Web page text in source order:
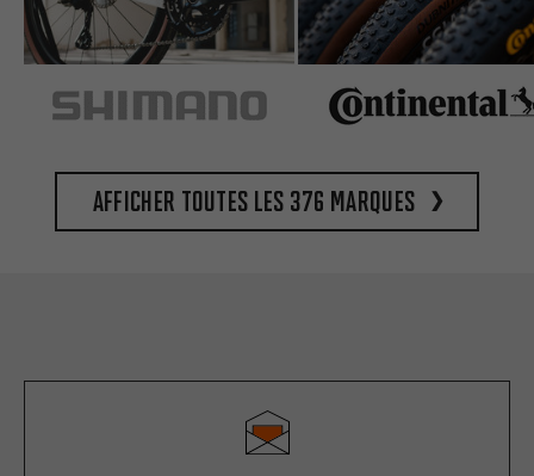
Afficher toutes les 376 marques